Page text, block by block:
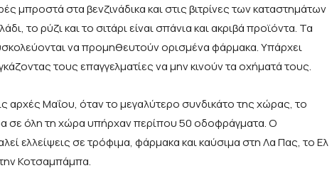
μπροστά στα βενζινάδικα και στις βιτρίνες των καταστημάτων
το ρύζι και το σιτάρι είναι σπάνια και ακριβά προϊόντα. Τα
να προμηθευτούν ορισμένα φάρμακα. Υπάρχει
τους επαγγελματίες να μην κινούν τα οχήματά τους.
αρχές Μαΐου, όταν το μεγαλύτερο συνδικάτο της χώρας, το
σε όλη τη χώρα υπήρχαν περίπου 50 οδοφράγματα. Ο
ελλείψεις σε τρόφιμα, φάρμακα και καύσιμα στη Λα Πας, το Ελ
Κοτσαμπάμπα.